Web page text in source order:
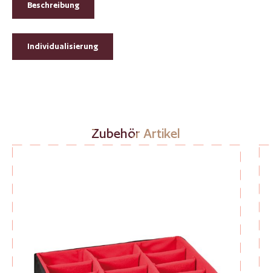
Beschreibung
Individualisierung
Produktgalerie überspringenZubehör Artikel